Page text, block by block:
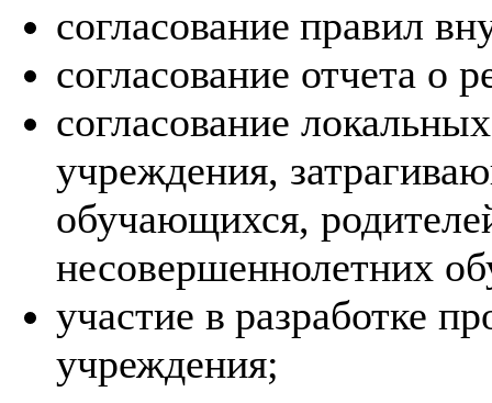
согласование правил
согласование отчета о
согласование
учреждения,
обучающихся,
несовершеннолетних
участие в разработке
учреждения;